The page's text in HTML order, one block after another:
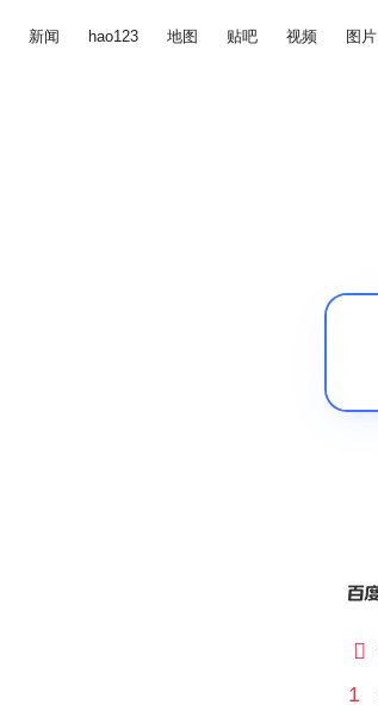
新闻 hao123 地图 贴吧 视频 图片

1